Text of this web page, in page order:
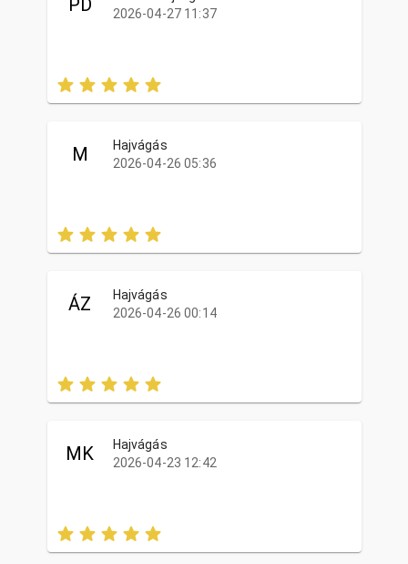
2026-04-27 11:37
M
Hajvágás
2026-04-26 05:36
ÁZ
Hajvágás
2026-04-26 00:14
MK
Hajvágás
2026-04-23 12:42